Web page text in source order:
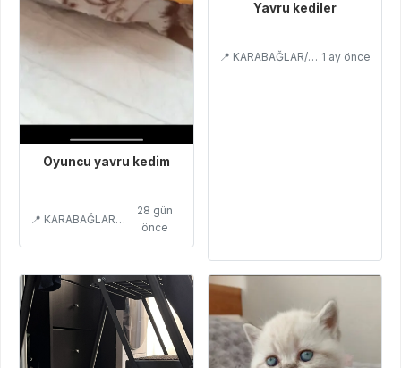
Oyuncu yavru kedim
📍 KARABAĞLAR/İZMİR
28 gün
önce
Yavru kediler
📍 KARABAĞLAR/İZMİR 1 ay önce